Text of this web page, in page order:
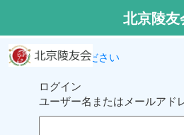
ログインしてください
ログイン
ユーザー名またはメールアド
北京陵友